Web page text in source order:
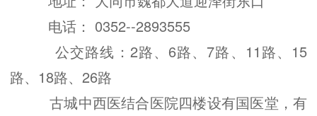
电话： 0352--2893555
公交路线：2路、6路、7路、11路、15
路、18路、26路
古城中西医结合医院四楼设有国医堂，有